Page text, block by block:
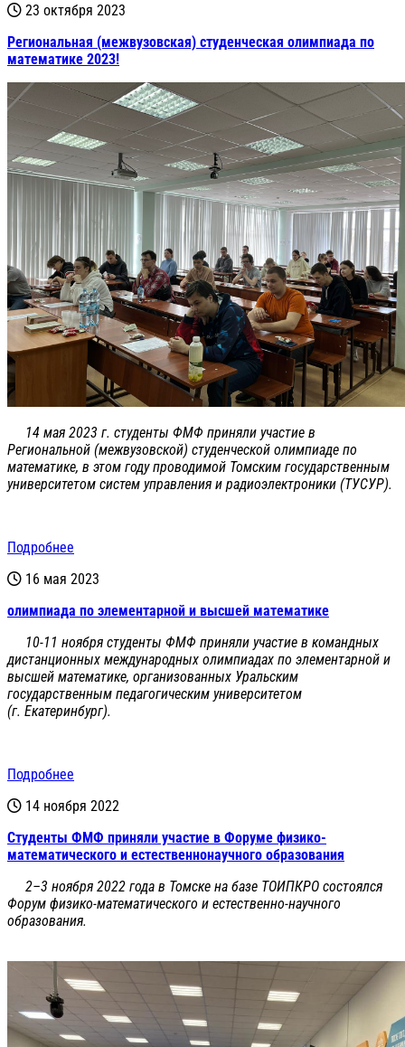
23 октября 2023
Региональная (межвузовская) студенческая олимпиада по
математике 2023!
14 мая 2023 г. студенты ФМФ приняли участие в
Региональной (межвузовской) студенческой олимпиаде по
математике, в этом году проводимой Томским государственным
университетом систем управления и радиоэлектроники (ТУСУР).
Подробнее
16 мая 2023
олимпиада по элементарной и высшей математике
10-11 ноября студенты ФМФ приняли участие в командных
дистанционных международных олимпиадах по элементарной и
высшей математике, организованных Уральским
государственным педагогическим университетом
(г. Екатеринбург).
Подробнее
14 ноября 2022
Студенты ФМФ приняли участие в Форуме физико-
математического и естественнонаучного образования
2–3 ноября 2022 года в Томске на базе ТОИПКРО состоялся
Форум физико-математического и естественно-научного
образования.